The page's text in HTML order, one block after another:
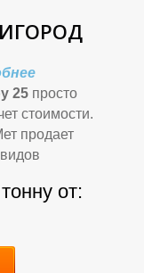
25 просто
стоимости.
продает
от: